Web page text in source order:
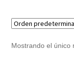
Mostrando el único